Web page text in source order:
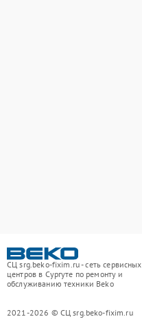
СЦ srg.beko-fixim.ru - сеть сервисных
центров в Сургуте по ремонту и
обслуживанию техники Beko
2021-2026 © СЦ srg.beko-fixim.ru